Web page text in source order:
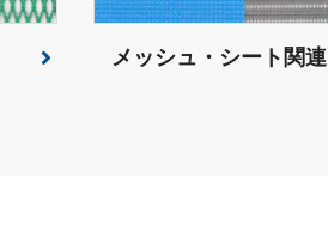
メッシュ・シート関連